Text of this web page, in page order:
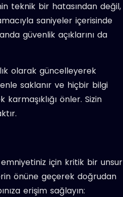
teknik bir hatasından değil,
saniyeler içerisinde
güvenlik açıklarını da
olarak güncelleyerek
saklanır ve hiçbir bilgi
önler. Sizin
için kritik bir unsur
önüne geçerek doğrudan
erişim sağlayın: